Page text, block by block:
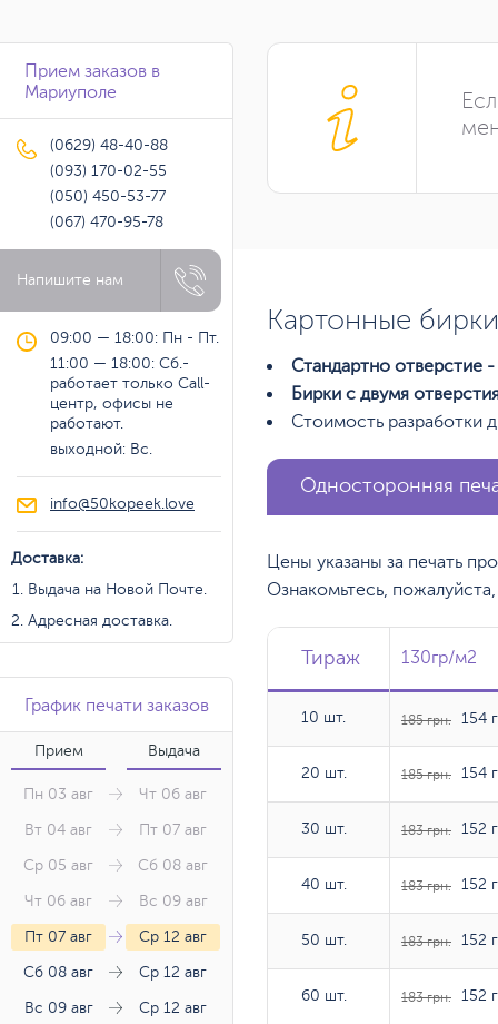
Картонные
Стандартно отверстие
Бирки с двумя
Стоимость разработки
Односторонняя
Цены указаны за печать
Ознакомьтесь,
Тираж
10 шт.
20 шт.
30 шт.
40 шт.
50 шт.
60 шт.
Тираж 130гр/м2
Тираж 130гр/м2
10 шт. 185 грн. 154
20 шт. 185 грн. 154
30 шт. 183 грн. 152
40 шт. 183 грн. 152
50 шт. 183 грн. 152
60 шт. 183 грн. 152
Прием заказов в
Мариуполе
(0629) 48-40-88
(093) 170-02-55
(050) 450-53-77
(067) 470-95-78
Напишите нам
09:00 — 18:00: Пн - Пт.
11:00 — 18:00: Сб.-
работает только Call-
центр, офисы не
работают.
выходной: Вс.
info@50kopeek.love
Доставка:
Выдача на Новой Почте.
Адресная доставка.
График печати заказов
Прием Выдача
Пн 03 авг Чт 06 авг
Вт 04 авг Пт 07 авг
Ср 05 авг Сб 08 авг
Чт 06 авг Вс 09 авг
Пт 07 авг Ср 12 авг
Сб 08 авг Ср 12 авг
Вс 09 авг Ср 12 авг